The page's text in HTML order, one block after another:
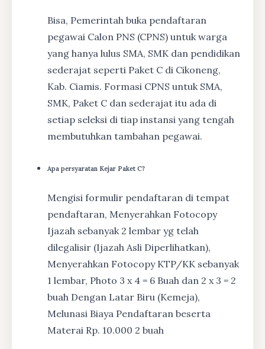
Bisa, Pemerintah buka pendaftaran
pegawai Calon PNS (CPNS) untuk warga
yang hanya lulus SMA, SMK dan pendidikan
sederajat seperti Paket C di Cikoneng,
Kab. Ciamis. Formasi CPNS untuk SMA,
SMK, Paket C dan sederajat itu ada di
setiap seleksi di tiap instansi yang tengah
membutuhkan tambahan pegawai.
Apa persyaratan Kejar Paket C?
Mengisi formulir pendaftaran di tempat
pendaftaran, Menyerahkan Fotocopy
Ijazah sebanyak 2 lembar yg telah
dilegalisir (Ijazah Asli Diperlihatkan),
Menyerahkan Fotocopy KTP/KK sebanyak
1 lembar, Photo 3 x 4 = 6 Buah dan 2 x 3 = 2
buah Dengan Latar Biru (Kemeja),
Melunasi Biaya Pendaftaran beserta
Materai Rp. 10.000 2 buah